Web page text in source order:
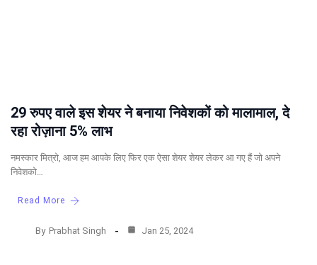
29 रुपए वाले इस शेयर ने बनाया निवेशकों को मालामाल, दे
रहा रोज़ाना 5% लाभ
नमस्कार मित्रो, आज हम आपके लिए फिर एक ऐसा शेयर शेयर लेकर आ गए हैं जो अपने
निवेशको…
Read More
By Prabhat Singh Jan 25, 2024